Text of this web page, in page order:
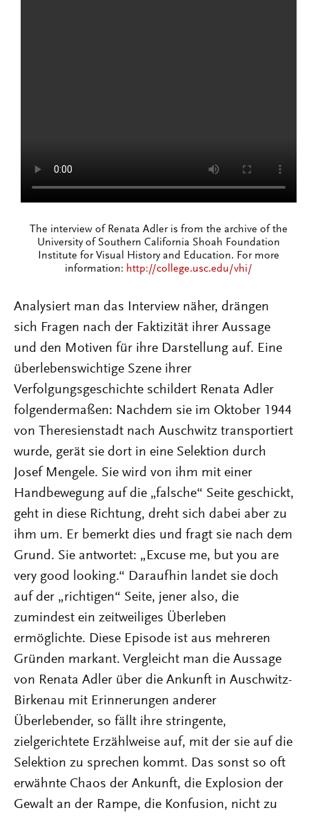
The interview of Renata Adler is from the archive of the
University of Southern California Shoah Foundation
Institute for Visual History and Education. For more
information: http://college.usc.edu/vhi/
Analysiert man das Interview näher, drängen
sich Fragen nach der Faktizität ihrer Aussage
und den Motiven für ihre Darstellung auf. Eine
überlebenswichtige Szene ihrer
Verfolgungsgeschichte schildert Renata Adler
folgendermaßen: Nachdem sie im Oktober 1944
von Theresienstadt nach Auschwitz transportiert
wurde, gerät sie dort in eine Selektion durch
Josef Mengele. Sie wird von ihm mit einer
Handbewegung auf die „falsche“ Seite geschickt,
geht in diese Richtung, dreht sich dabei aber zu
ihm um. Er bemerkt dies und fragt sie nach dem
Grund. Sie antwortet: „Excuse me, but you are
very good looking.“ Daraufhin landet sie doch
auf der „richtigen“ Seite, jener also, die
zumindest ein zeitweiliges Überleben
ermöglichte. Diese Episode ist aus mehreren
Gründen markant. Vergleicht man die Aussage
von Renata Adler über die Ankunft in Auschwitz-
Birkenau mit Erinnerungen anderer
Überlebender, so fällt ihre stringente,
zielgerichtete Erzählweise auf, mit der sie auf die
Selektion zu sprechen kommt. Das sonst so oft
erwähnte Chaos der Ankunft, die Explosion der
Gewalt an der Rampe, die Konfusion, nicht zu